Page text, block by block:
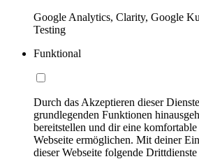
Google Analytics, Clarity, Google
Testing
Funktional
Durch das Akzeptieren dieser
grundlegenden Funktionen
bereitstellen und dir eine
Webseite ermöglichen. Mit deiner
dieser Webseite folgende Drittdienste